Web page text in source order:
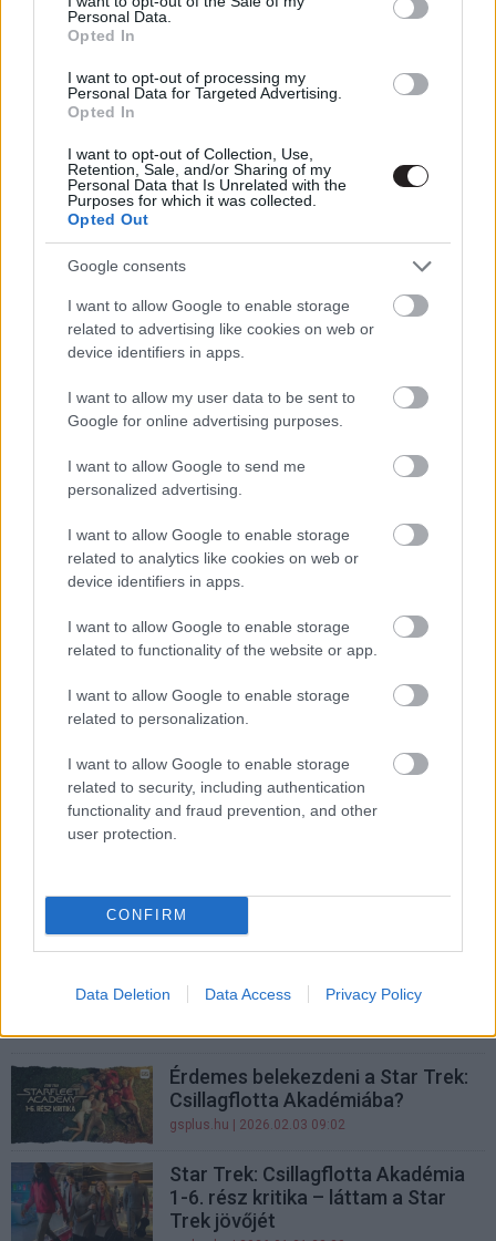
Personal Data.
Opted In
I want to opt-out of processing my
Personal Data for Targeted Advertising.
Opted In
I want to opt-out of Collection, Use,
Retention, Sale, and/or Sharing of my
Personal Data that Is Unrelated with the
Purposes for which it was collected.
Opted Out
Google consents
I want to allow Google to enable storage
related to advertising like cookies on web or
device identifiers in apps.
I want to allow my user data to be sent to
Google for online advertising purposes.
I want to allow Google to send me
personalized advertising.
I want to allow Google to enable storage
related to analytics like cookies on web or
device identifiers in apps.
I want to allow Google to enable storage
related to functionality of the website or app.
I want to allow Google to enable storage
related to personalization.
I want to allow Google to enable storage
related to security, including authentication
functionality and fraud prevention, and other
user protection.
CONFIRM
Data Deletion Data Access Privacy Policy
gsplus.hu| 2026.03.28 10:00
nem kell Egyiptomban maradnia
gsplus.hu| 2026.03.26 08:03
Hivatalos: elkaszálták a Star Trek:
Csillagflotta Akadémiát
Elhunyt Chuck Norris, az
akciófilmek ikonja, akit csak Bruce
gsplus.hu | 2026.03.20 15:19
A tavaly elhunyt Val Kilmer AI-jal
tér vissza a filmvászonra
| 2026.03.19 08:42
Azahriah és Dé:Nash is ott lesz
Puzsérék választás előtti
gsplus.hu| 2026.03.18 17:35
múmia, amely kökemény horror
lesz, nem úgy, mint A múmia 4
gsplus.hu| 2026.02.19 10:10
Tragikus részletek derültek ki
Tommy Lee Jones lányának
Robert Picardo szerint a
Csillagflotta Akadémia a
legoptimistább Star Trek az
eredeti sorozat óta
Érdemes belekezdeni a Star Trek:
Csillagflotta Akadémiába?
gsplus.hu | 2026.02.03 09:02
Star Trek: Csillagflotta Akadémia
1-6. rész kritika – láttam a Star
Trek jövőjét